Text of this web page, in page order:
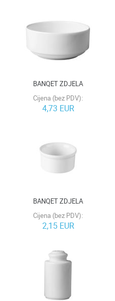
BANQET ZDJELA
Cijena (bez PDV):
4,73 EUR
BANQET ZDJELA
Cijena (bez PDV):
2,15 EUR